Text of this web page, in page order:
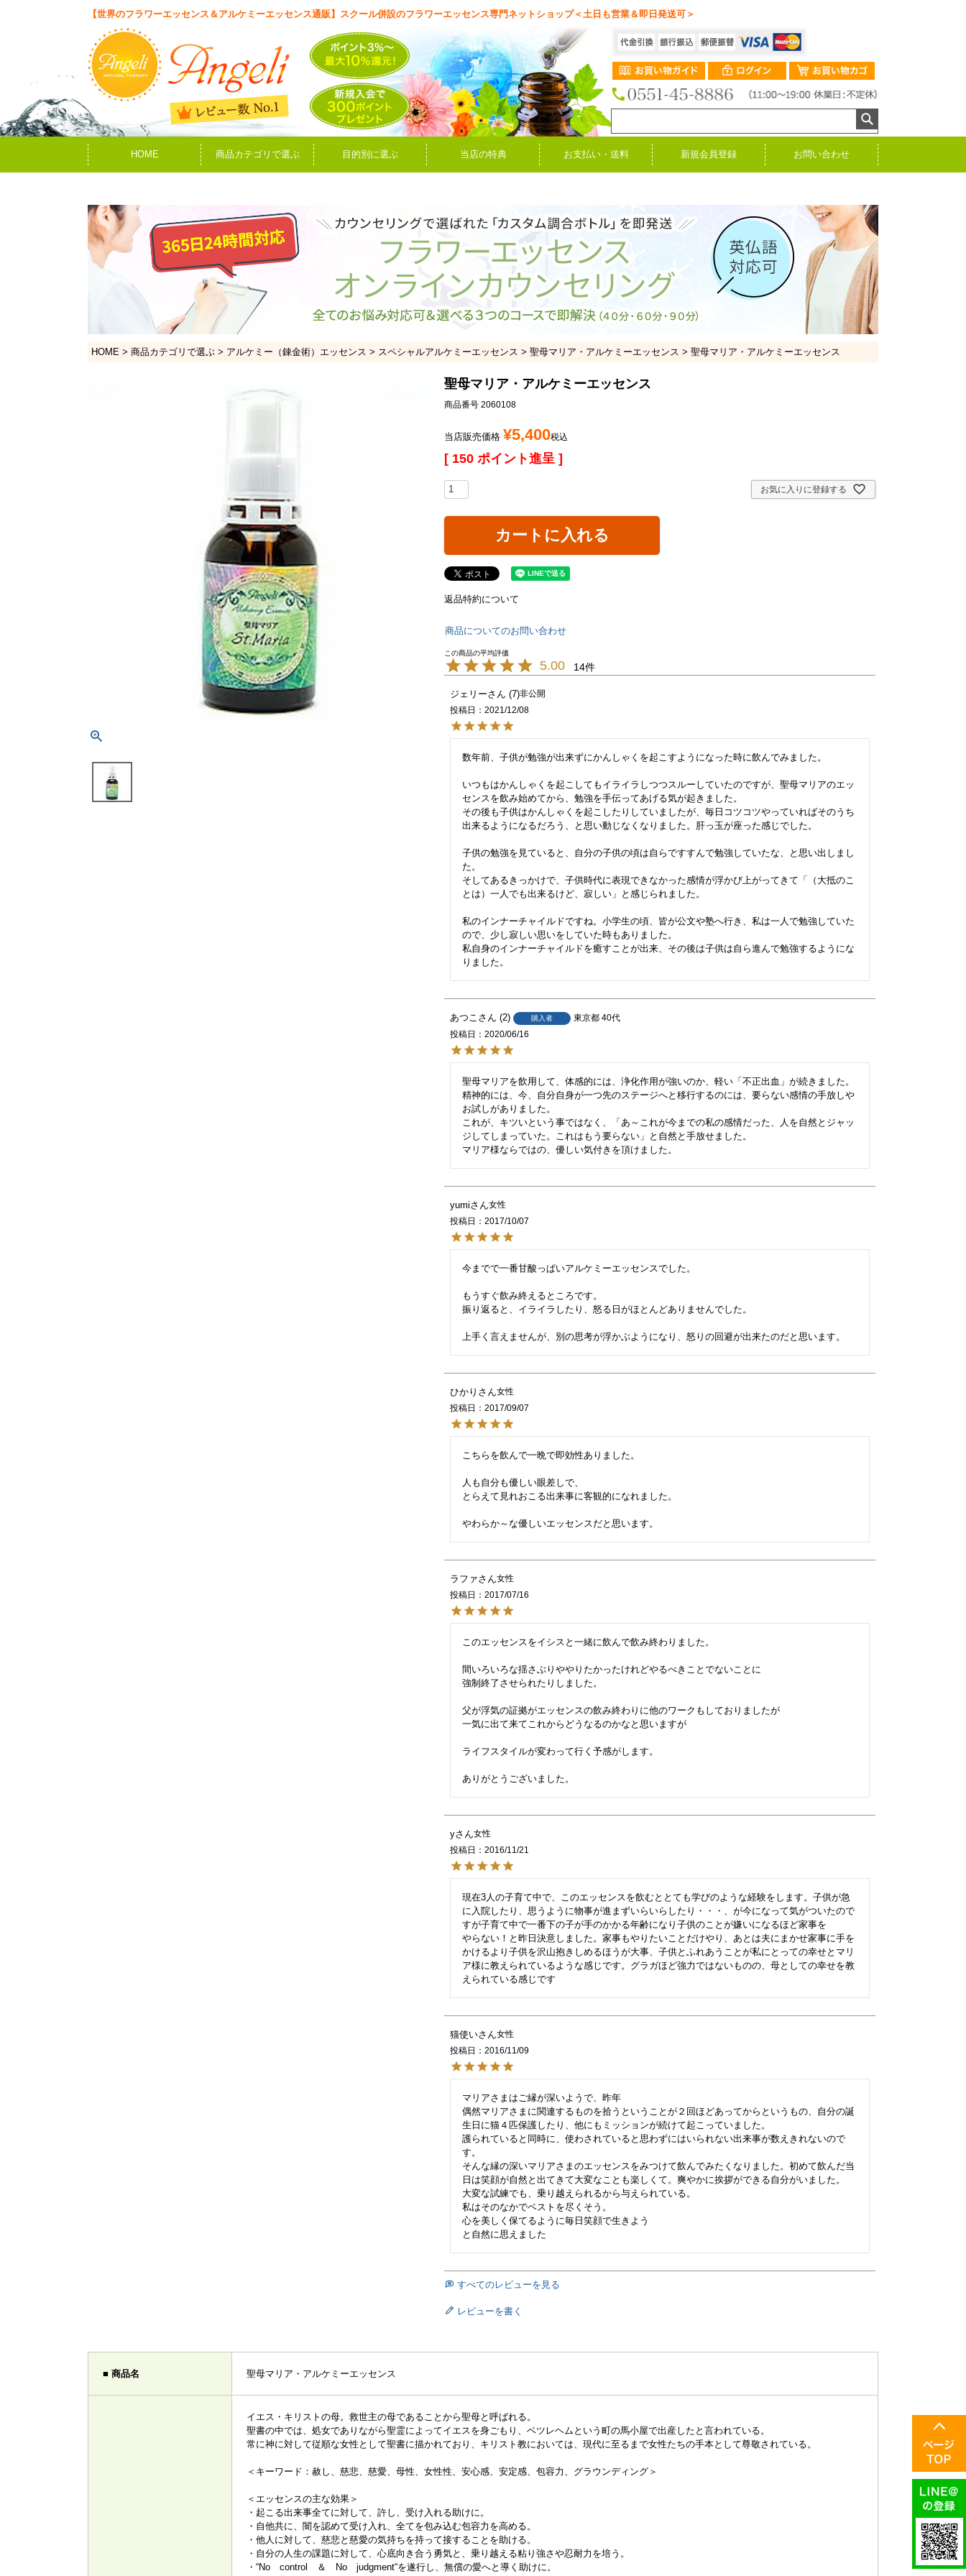
【世界のフラワーエッセンス＆アルケミーエッセンス通販】スクール併設のフラワーエッセンス専門ネットショップ＜土日も営業＆即日発送可＞
HOME 商品カテゴリで選ぶ 目的別に選ぶ 当店の特典 お支払い・送料 新規会員登録 お問い合わせ
HOME 商品カテゴリで選ぶ アルケミー（錬金術）エッセンス スペシャルアルケミーエッセンス 聖母マリア・アルケミーエッセンス 聖母マリア・アルケミーエッセンス
聖母マリア・アルケミーエッセンス
商品番号 2060108
当店販売価格 ¥5,400税込
[ 150 ポイント進呈 ]
お気に入りに登録する
カートに入れる
返品特約について
商品についてのお問い合わせ
5.00 14
ジェリー 7 非公開
投稿日
2021/12/08
数年前、子供が勉強が出来ずにかんしゃくを起こすようになった時に飲んでみました。
いつもはかんしゃくを起こしてもイライラしつつスルーしていたのですが、聖母マリアのエッ
センスを飲み始めてから、勉強を手伝ってあげる気が起きました。
その後も子供はかんしゃくを起こしたりしていましたが、毎日コツコツやっていればそのうち
出来るようになるだろう、と思い動じなくなりました。肝っ玉が座った感じでした。
子供の勉強を見ていると、自分の子供の頃は自らですすんで勉強していたな、と思い出しまし
た。
そしてあるきっかけで、子供時代に表現できなかった感情が浮かび上がってきて「（大抵のこ
とは）一人でも出来るけど、寂しい」と感じられました。
私のインナーチャイルドですね。小学生の頃、皆が公文や塾へ行き、私は一人で勉強していた
ので、少し寂しい思いをしていた時もありました。
私自身のインナーチャイルドを癒すことが出来、その後は子供は自ら進んで勉強するようにな
りました。
あつこ 2 購入者 東京都 40代
投稿日
2020/06/16
聖母マリアを飲用して、体感的には、浄化作用が強いのか、軽い「不正出血」が続きました。
精神的には、今、自分自身が一つ先のステージへと移行するのには、要らない感情の手放しや
お試しがありました。
これが、キツいという事ではなく、「あ～これが今までの私の感情だった、人を自然とジャッ
ジしてしまっていた。これはもう要らない」と自然と手放せました。
マリア様ならではの、優しい気付きを頂けました。
yumi
女性
投稿日
2017/10/07
今までで一番甘酸っぱいアルケミーエッセンスでした。
もうすぐ飲み終えるところです。
振り返ると、イライラしたり、怒る日がほとんどありませんでした。
ひかり
女性
投稿日
2017/09/07
こちらを飲んで一晩で即効性ありました。
人も自分も優しい眼差しで、
とらえて見れおこる出来事に客観的になれました。
ラファ
女性
投稿日
2017/07/16
このエッセンスをイシスと一緒に飲んで飲み終わりました。
間いろいろな揺さぶりややりたかったけれどやるべきことでないことに
強制終了させられたりしました。
父が浮気の証拠がエッセンスの飲み終わりに他のワークもしておりましたが
一気に出て来てこれからどうなるのかなと思いますが
ライフスタイルが変わって行く予感がします。
y
女性
投稿日
2016/11/21
現在3人の子育て中で、このエッセンスを飲むととても学びのような経験をします。子供が急
に入院したり、思うように物事が進まずいらいらしたり・・・、が今になって気がついたので
すが子育て中で一番下の子が手のかかる年齢になり子供のことが嫌いになるほど家事を
やらない！と昨日決意しました。家事もやりたいことだけやり、あとは夫にまかせ家事に手を
かけるより子供を沢山抱きしめるほうが大事、子供とふれあうことが私にとっての幸せとマリ
ア様に教えられているような感じです。グラガほど強力ではないものの、母としての幸せを教
猫使い
女性
投稿日
2016/11/09
マリアさまはご縁が深いようで、昨年
偶然マリアさまに関連するものを拾うということが２回ほどあってからというもの、自分の誕
生日に猫４匹保護したり、他にもミッションが続けて起こっていました。
護られていると同時に、使わされていると思わずにはいられない出来事が数えきれないので
す。
そんな縁の深いマリアさまのエッセンスをみつけて飲んでみたくなりました。初めて飲んだ当
日は笑顔が自然と出てきて大変なことも楽しくて。爽やかに挨拶ができる自分がいました。
大変な試練でも、乗り越えられるから与えられている。
私はそのなかでベストを尽くそう。
心を美しく保てるように毎日笑顔で生きよう
すべてのレビューを見る
レビューを書く
■ 商品名 聖母マリア・アルケミーエッセンス
イエス・キリストの母。救世主の母であることから聖母と呼ばれる。
聖書の中では、処女でありながら聖霊によってイエスを身ごもり、ベツレヘムという町の馬小屋で出産したと言われている。
常に神に対して従順な女性として聖書に描かれており、キリスト教においては、現代に至るまで女性たちの手本として尊敬されている。
＜キーワード：赦し、慈悲、慈愛、母性、女性性、安心感、安定感、包容力、グラウンディング＞
＜エッセンスの主な効果＞
・起こる出来事全てに対して、許し、受け入れる助けに。
・自他共に、闇を認めて受け入れ、全てを包み込む包容力を高める。
・他人に対して、慈悲と慈愛の気持ちを持って接することを助ける。
・自分の人生の課題に対して、心底向き合う勇気と、乗り越える粘り強さや忍耐力を培う。
・“No control ＆ No judgment“を遂行し、無償の愛へと導く助けに。